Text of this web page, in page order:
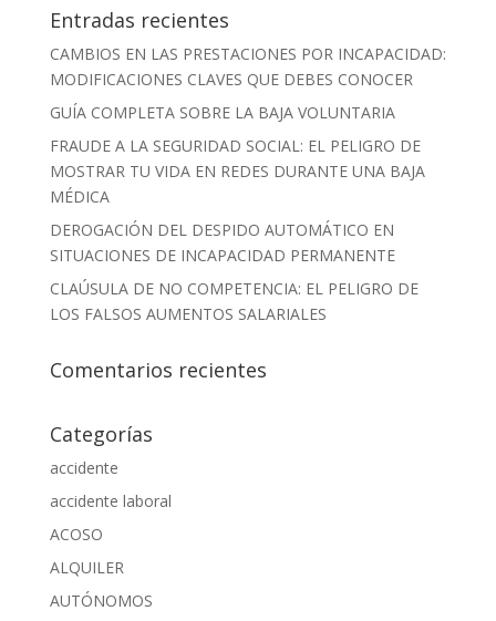
Entradas recientes
CAMBIOS EN LAS PRESTACIONES POR INCAPACIDAD:
MODIFICACIONES CLAVES QUE DEBES CONOCER
GUÍA COMPLETA SOBRE LA BAJA VOLUNTARIA
FRAUDE A LA SEGURIDAD SOCIAL: EL PELIGRO DE
MOSTRAR TU VIDA EN REDES DURANTE UNA BAJA
MÉDICA
DEROGACIÓN DEL DESPIDO AUTOMÁTICO EN
SITUACIONES DE INCAPACIDAD PERMANENTE
CLAÚSULA DE NO COMPETENCIA: EL PELIGRO DE
LOS FALSOS AUMENTOS SALARIALES
Comentarios recientes
Categorías
accidente
accidente laboral
ACOSO
ALQUILER
AUTÓNOMOS